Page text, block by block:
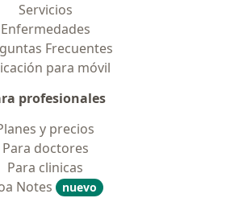
Servicios
Enfermedades
Frecuentes
para móvil
profesionales
y precios
Para doctores
Para clinicas
Notes
nuevo